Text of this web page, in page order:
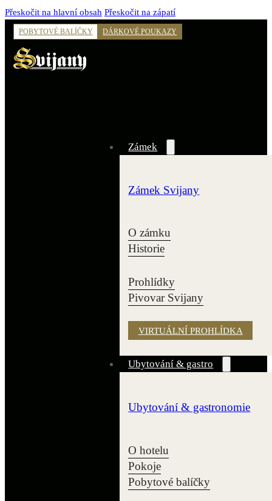
Přeskočit na hlavní obsah Přeskočit na zápatí
POBYTOVÉ BALÍČKY DÁRKOVÉ POUKAZY
Zámek
Zámek Svijany
O zámku
Historie
Prohlídky
Pivovar Svijany
VIRTUÁLNÍ PROHLÍDKA
Ubytování & gastro
Ubytování & gastronomie
O hotelu
Pokoje
Pobytové balíčky